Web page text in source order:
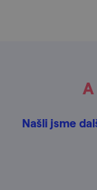
Našli jsme